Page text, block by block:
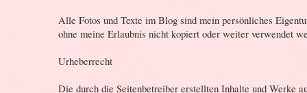
Alle Fotos und Texte im Blog sind mein persönliches
ohne meine Erlaubnis nicht kopiert oder weiter verwendet
Urheberrecht
Die durch die Seitenbetreiber erstellten Inhalte und Werke